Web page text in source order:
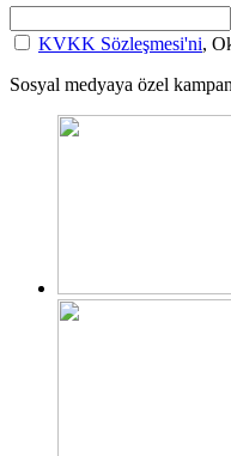
KVKK Sözleşmesi'ni,
Sosyal medyaya özel